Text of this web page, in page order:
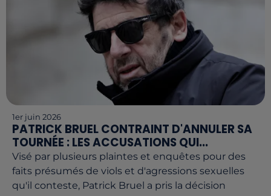
1er juin 2026
PATRICK BRUEL CONTRAINT D'ANNULER SA
TOURNÉE : LES ACCUSATIONS QUI...
Visé par plusieurs plaintes et enquêtes pour des
faits présumés de viols et d'agressions sexuelles
qu'il conteste, Patrick Bruel a pris la décision